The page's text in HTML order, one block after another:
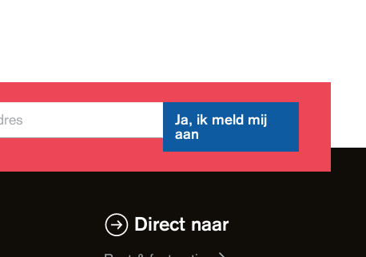
Ja, ik meld mij
aan
Direct naar